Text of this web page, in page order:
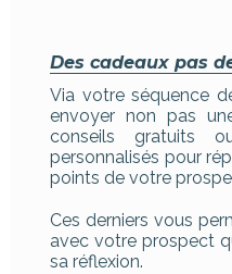
Des cadeaux pas
Via votre séquence
envoyer non pas
conseils gratuits
personnalisés pour
points de votre
Ces derniers vous
avec votre prospect
sa réflexion.